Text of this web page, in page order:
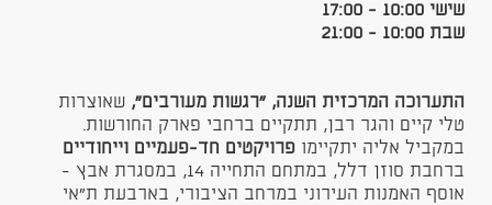
שישי 10:00 - 17:00
שבת 10:00 - 21:00
התערוכה המרכזית השנה, ״רגשות מעורבים״, שאוצרות
טלי קיים והגר רבן, תתקיים ברחבי פארק החורשות.
במקביל אליה יתקיימו פרויקטים חד-פעמיים וייחודיים
ברחבת סוזן דלל, במתחם התחייה 14, במסגרת אבץ -
אוסף האמנות העירוני במרחב הציבורי, בארבעת ת"אי